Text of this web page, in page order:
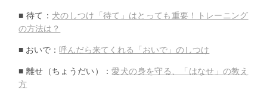
■ 待て： 犬のしつけ「待て」はとっても重要！
トレーニング
の方法は？
■ おいで：呼んだら来てくれる「おいで」のしつけ
■ 離せ（ちょうだい）：愛犬の身を守る、「はなせ」の教え
方